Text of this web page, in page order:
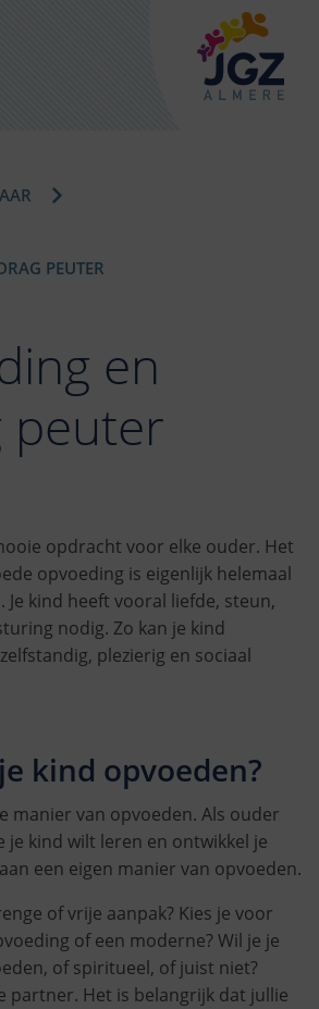
PEUTER
en
peuter
opdracht voor elke ouder. Het
opvoeding is eigenlijk helemaal
Je kind heeft vooral liefde, steun,
nodig. Zo kan je kind
plezierig en sociaal
kind opvoeden?
manier van opvoeden. Als ouder
je kind wilt leren en ontwikkel je
een eigen manier van opvoeden.
of vrije aanpak? Kies je voor
of een moderne? Wil je je
of spiritueel, of juist niet?
partner. Het is belangrijk dat jullie